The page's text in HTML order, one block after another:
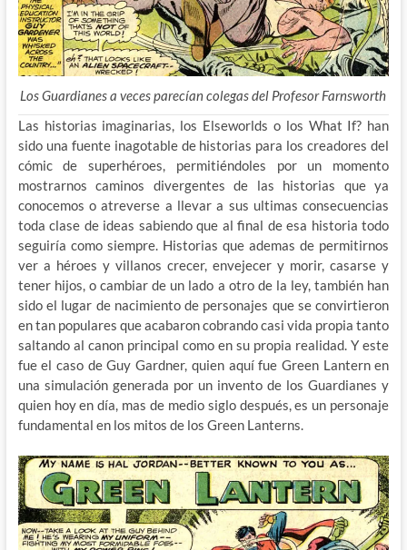
Los Guardianes a veces parecían colegas del Profesor Farnsworth
Las historias imaginarias, los Elseworlds o los What If? han
sido una fuente inagotable de historias para los creadores del
cómic de superhéroes, permitiéndoles por un momento
mostrarnos caminos divergentes de las historias que ya
conocemos o atreverse a llevar a sus ultimas consecuencias
toda clase de ideas sabiendo que al final de esa historia todo
seguiría como siempre. Historias que ademas de permitirnos
ver a héroes y villanos crecer, envejecer y morir, casarse y
tener hijos, o cambiar de un lado a otro de la ley, también han
sido el lugar de nacimiento de personajes que se convirtieron
en tan populares que acabaron cobrando casi vida propia tanto
saltando al canon principal como en su propia realidad. Y este
fue el caso de Guy Gardner, quien aquí fue Green Lantern en
una simulación generada por un invento de los Guardianes y
quien hoy en día, mas de medio siglo después, es un personaje
fundamental en los mitos de los Green Lanterns.